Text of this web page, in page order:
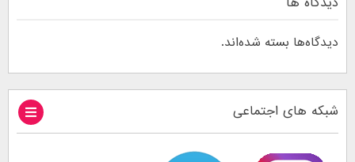
دیدگاه‌ها بسته شده‌اند.
شبکه های اجتماعی